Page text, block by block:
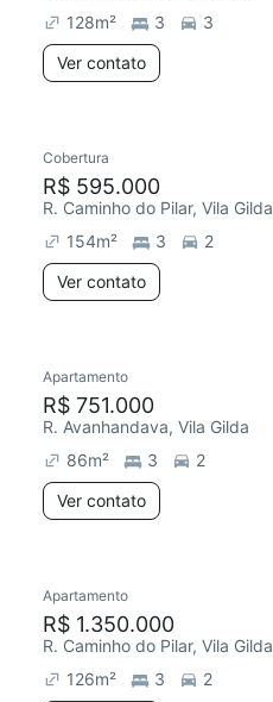
128m² 3
3
Ver contato
Cobertura
R$ 595.000
R. Caminho do Pilar, Vila Gilda
154m² 3
2
Ver contato
Apartamento
R$ 751.000
R. Avanhandava, Vila Gilda
86m² 3
2
Ver contato
Apartamento
R$ 1.350.000
R. Caminho do Pilar, Vila Gilda
126m² 3
2